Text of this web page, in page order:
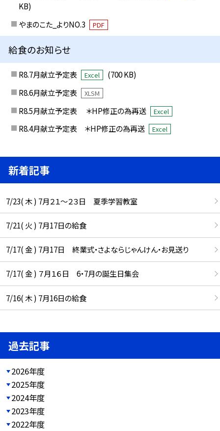
KB)
やまのこた_よりNO.3
PDF
給食のお知らせ
R8.7月献立予定表 Excel
(700 KB)
R8.6月献立予定表
XLSM
R8.5月献立予定表 ＊HP修正の為再送 Excel
R8.4月献立予定表 ＊HP修正の為再送 Excel
新着記事
7/23( 木 ) 7月２１～２３日 夏季学習教室
7/21( 火 ) 7月17日の給食
7/17( 金 ) 7月17日 終業式・さよならじゃんけん・お見送り
7/17( 金 ) ７月１６日 6・7月の誕生日集会
7/16( 木 ) 7月16日の給食
過去記事
2026年度
2025年度
2024年度
2023年度
2022年度